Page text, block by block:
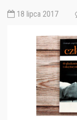
18 lipca 2017